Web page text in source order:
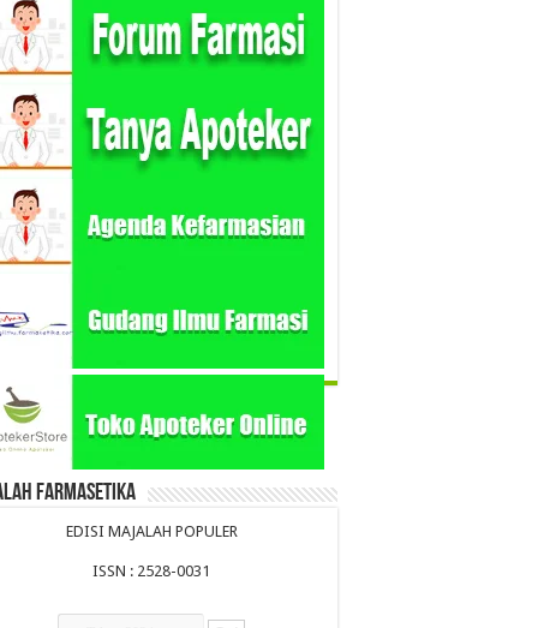
Farmasetika
EDISI MAJALAH POPULER
ISSN : 2528-0031